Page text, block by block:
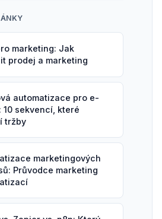
marketing: Jak
prodej a marketing
automatizace pro e-
10 sekvencí, které
tržby
marketingových
Průvodce marketing